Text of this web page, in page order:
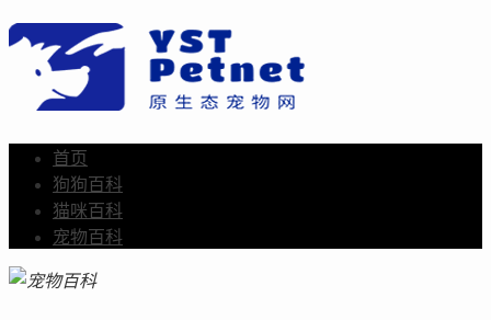
首页
狗狗百科
猫咪百科
宠物百科